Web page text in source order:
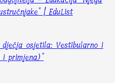
| EduList
osjetila: Vestibularno i
i primjena)"